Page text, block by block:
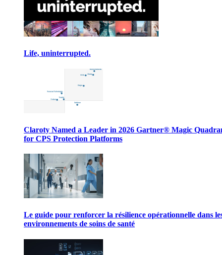
Life, uninterrupted.
Claroty Named a Leader in 2026 Gartner® Magic
for CPS Protection Platforms
Le guide pour renforcer la résilience opérationnelle dans
environnements de soins de santé